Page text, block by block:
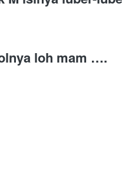
loh mam ….